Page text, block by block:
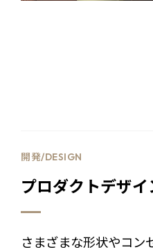
開発/DESIGN
プロダクトデザイ
さまざまな形状やコン